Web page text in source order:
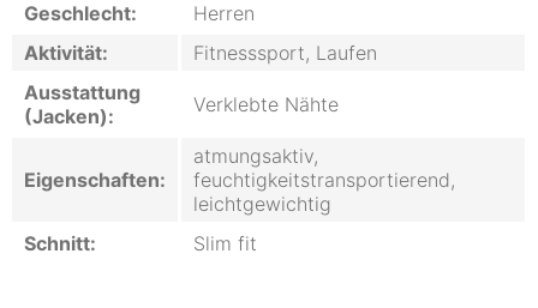
Geschlecht:
Herren
Aktivität:
Fitnesssport, Laufen
Ausstattung
(Jacken):
Verklebte Nähte
Eigenschaften:
atmungsaktiv,
feuchtigkeitstransportierend,
leichtgewichtig
Schnitt:
Slim fit